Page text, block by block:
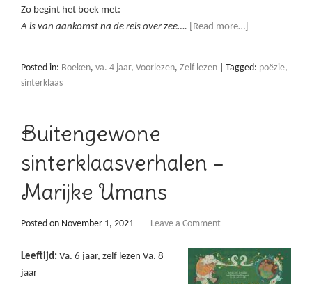
Zo begint het boek met:
A is van aankomst na de reis over zee….
[Read more…]
Posted in: Boeken, va. 4 jaar, Voorlezen, Zelf lezen Tagged: poëzie,
sinterklaas
Buitengewone
sinterklaasverhalen –
Marijke Umans
Posted on November 1, 2021 Leave a Comment
Leeftijd: Va. 6 jaar, zelf lezen Va. 8
jaar